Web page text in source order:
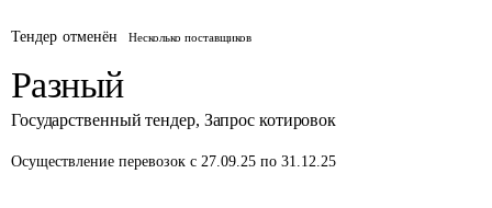
Тендер отменён Несколько поставщиков
Разный
Государственный тендер, Запрос котировок
Осуществление перевозок с 27.09.25 по 31.12.25